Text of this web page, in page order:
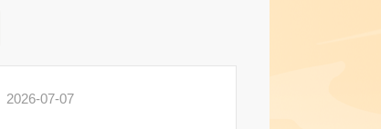
2026-07-07